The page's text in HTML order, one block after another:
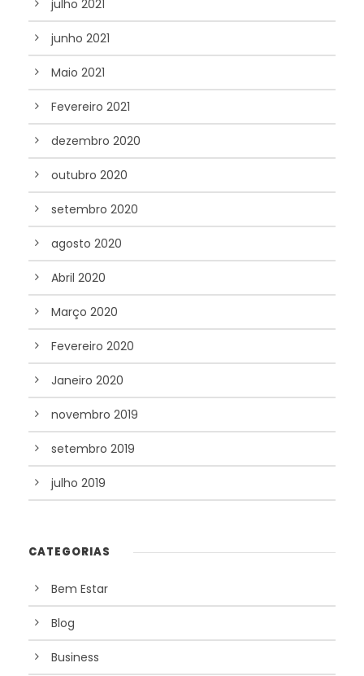
julho 2021
junho 2021
Maio 2021
Fevereiro 2021
dezembro 2020
outubro 2020
setembro 2020
agosto 2020
Abril 2020
Março 2020
Fevereiro 2020
Janeiro 2020
novembro 2019
setembro 2019
julho 2019
CATEGORIAS
Bem Estar
Blog
Business